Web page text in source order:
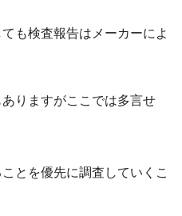
も検査報告はメーカーによ
りますがここでは多言せ
とを優先に調査していくこ